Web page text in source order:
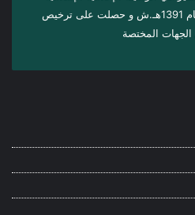
محايدة سياسيا، بدأت بثها عام 1391هـ.ش و حصلت على ترخيص
المختصة